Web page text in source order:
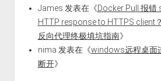
James 发表在《Docker Pull 报错
HTTP response to HTTPS client
反向代理终极填坑指南》
nima 发表在《windows远程桌面
断开》